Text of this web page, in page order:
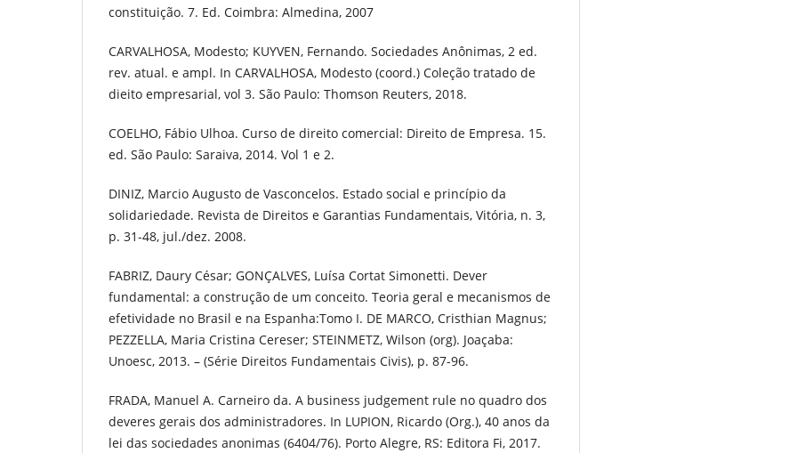
constituição. 7. Ed. Coimbra: Almedina, 2007
CARVALHOSA, Modesto; KUYVEN, Fernando. Sociedades Anônimas, 2 ed.
rev. atual. e ampl. In CARVALHOSA, Modesto (coord.) Coleção tratado de
dieito empresarial, vol 3. São Paulo: Thomson Reuters, 2018.
COELHO, Fábio Ulhoa. Curso de direito comercial: Direito de Empresa. 15.
ed. São Paulo: Saraiva, 2014. Vol 1 e 2.
DINIZ, Marcio Augusto de Vasconcelos. Estado social e princípio da
solidariedade. Revista de Direitos e Garantias Fundamentais, Vitória, n. 3,
p. 31-48, jul./dez. 2008.
FABRIZ, Daury César; GONÇALVES, Luísa Cortat Simonetti. Dever
fundamental: a construção de um conceito. Teoria geral e mecanismos de
efetividade no Brasil e na Espanha:Tomo I. DE MARCO, Cristhian Magnus;
PEZZELLA, Maria Cristina Cereser; STEINMETZ, Wilson (org). Joaçaba:
Unoesc, 2013. – (Série Direitos Fundamentais Civis), p. 87-96.
FRADA, Manuel A. Carneiro da. A business judgement rule no quadro dos
deveres gerais dos administradores. In LUPION, Ricardo (Org.), 40 anos da
lei das sociedades anonimas (6404/76). Porto Alegre, RS: Editora Fi, 2017.